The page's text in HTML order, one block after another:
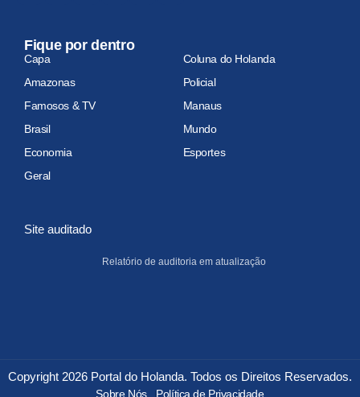
Fique por dentro
Capa
Coluna do Holanda
Amazonas
Policial
Famosos & TV
Manaus
Brasil
Mundo
Economia
Esportes
Geral
Site auditado
Relatório de auditoria em atualização
Copyright 2026 Portal do Holanda. Todos os Direitos Reservados.
Sobre Nós Política de Privacidade